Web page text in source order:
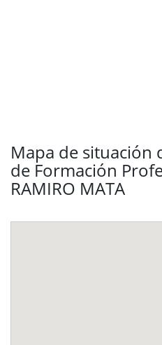
Mapa de situación
de Formación
RAMIRO MATA